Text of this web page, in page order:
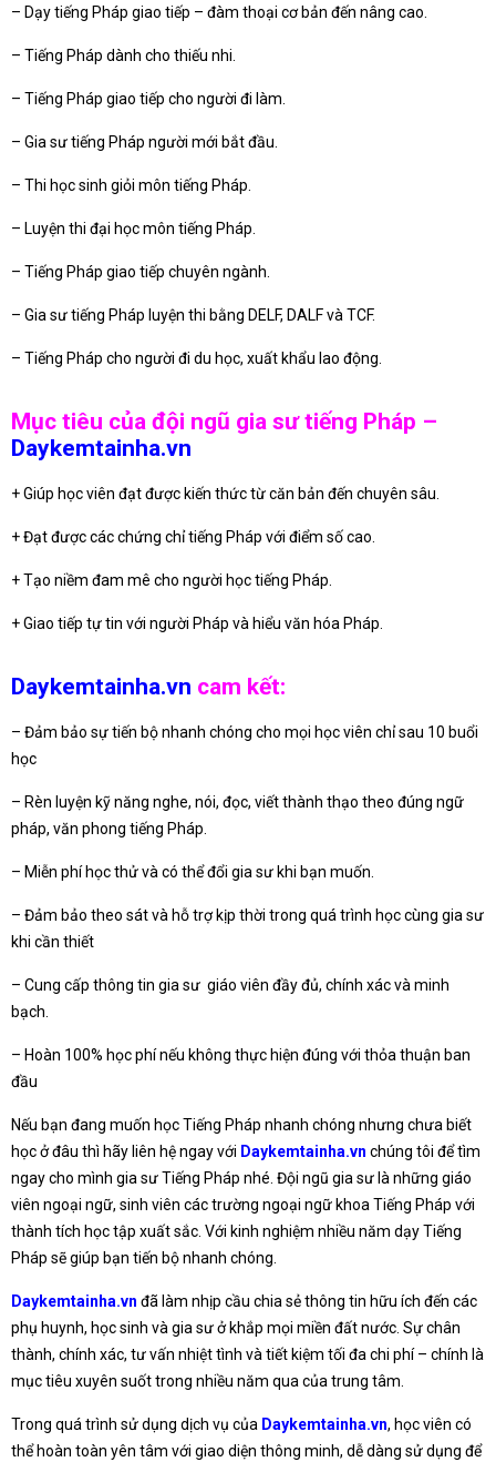
– Dạy tiếng Pháp giao tiếp – đàm thoại cơ bản đến nâng cao.
– Tiếng Pháp dành cho thiếu nhi.
– Tiếng Pháp giao tiếp cho người đi làm.
– Gia sư tiếng Pháp người mới bắt đầu.
– Thi học sinh giỏi môn tiếng Pháp.
– Luyện thi đại học môn tiếng Pháp.
– Tiếng Pháp giao tiếp chuyên ngành.
– Gia sư tiếng Pháp luyện thi bằng DELF, DALF và TCF.
– Tiếng Pháp cho người đi du học, xuất khẩu lao động.
Mục tiêu của đội ngũ gia sư tiếng Pháp –
Daykemtainha.vn
+ Giúp học viên đạt được kiến thức từ căn bản đến chuyên sâu.
+ Đạt được các chứng chỉ tiếng Pháp với điểm số cao.
+ Tạo niềm đam mê cho người học tiếng Pháp.
+ Giao tiếp tự tin với người Pháp và hiểu văn hóa Pháp.
Daykemtainha.vn cam kết:
– Đảm bảo sự tiến bộ nhanh chóng cho mọi học viên chỉ sau 10 buổi
học
– Rèn luyện kỹ năng nghe, nói, đọc, viết thành thạo theo đúng ngữ
pháp, văn phong tiếng Pháp.
– Miễn phí học thử và có thể đổi gia sư khi bạn muốn.
– Đảm bảo theo sát và hỗ trợ kịp thời trong quá trình học cùng gia sư
khi cần thiết
– Cung cấp thông tin gia sư giáo viên đầy đủ, chính xác và minh
bạch.
– Hoàn 100% học phí nếu không thực hiện đúng với thỏa thuận ban
đầu
Nếu bạn đang muốn học Tiếng Pháp nhanh chóng nhưng chưa biết
học ở đâu thì hãy liên hệ ngay với Daykemtainha.vn chúng tôi để tìm
ngay cho mình gia sư Tiếng Pháp nhé. Đội ngũ gia sư là những giáo
viên ngoại ngữ, sinh viên các trường ngoại ngữ khoa Tiếng Pháp với
thành tích học tập xuất sắc. Với kinh nghiệm nhiều năm dạy Tiếng
Pháp sẽ giúp bạn tiến bộ nhanh chóng.
Daykemtainha.vn đã làm nhịp cầu chia sẻ thông tin hữu ích đến các
phụ huynh, học sinh và gia sư ở khắp mọi miền đất nước. Sự chân
thành, chính xác, tư vấn nhiệt tình và tiết kiệm tối đa chi phí – chính là
mục tiêu xuyên suốt trong nhiều năm qua của trung tâm.
Trong quá trình sử dụng dịch vụ của Daykemtainha.vn, học viên có
thể hoàn toàn yên tâm với giao diện thông minh, dễ dàng sử dụng để